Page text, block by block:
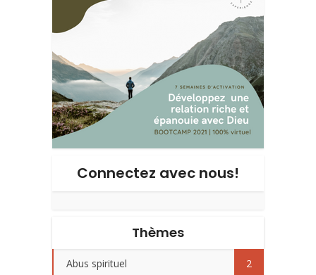
Connectez avec nous!
Thèmes
Abus spirituel 2